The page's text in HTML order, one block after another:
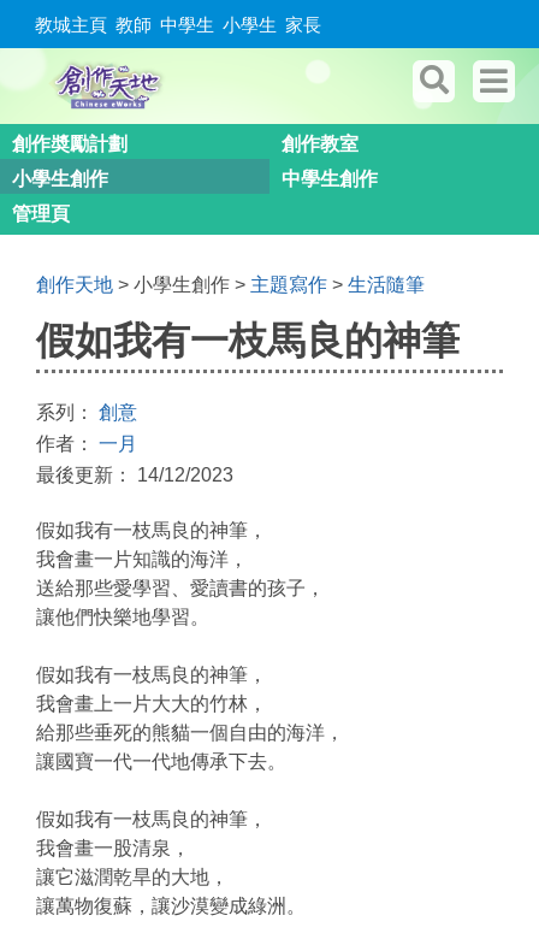
教城主頁 教師 中學生 小學生 家長
創作奬勵計劃
創作教室
小學生創作
中學生創作
管理頁
創作天地 > 小學生創作 > 主題寫作 > 生活隨筆
假如我有一枝馬良的神筆
系列： 創意
作者： 一月
最後更新： 14/12/2023
假如我有一枝馬良的神筆，
我會畫一片知識的海洋，
送給那些愛學習、愛讀書的孩子，
讓他們快樂地學習。
假如我有一枝馬良的神筆，
我會畫上一片大大的竹林，
給那些垂死的熊貓一個自由的海洋，
讓國寶一代一代地傳承下去。
假如我有一枝馬良的神筆，
我會畫一股清泉，
讓它滋潤乾旱的大地，
讓萬物復蘇，讓沙漠變成綠洲。